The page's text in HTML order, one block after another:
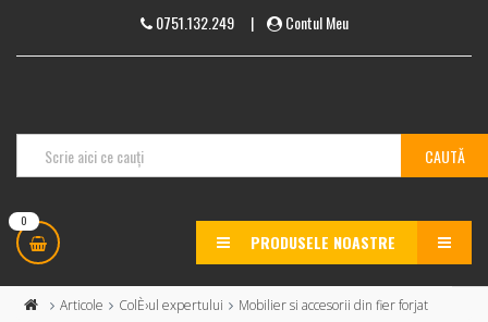
0751.132.249| Contul Meu
0
PRODUSELE NOASTRE MENU
Articole ColÈ›ul expertului Mobilier si accesorii din fier forjat